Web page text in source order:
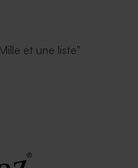
et une liste"